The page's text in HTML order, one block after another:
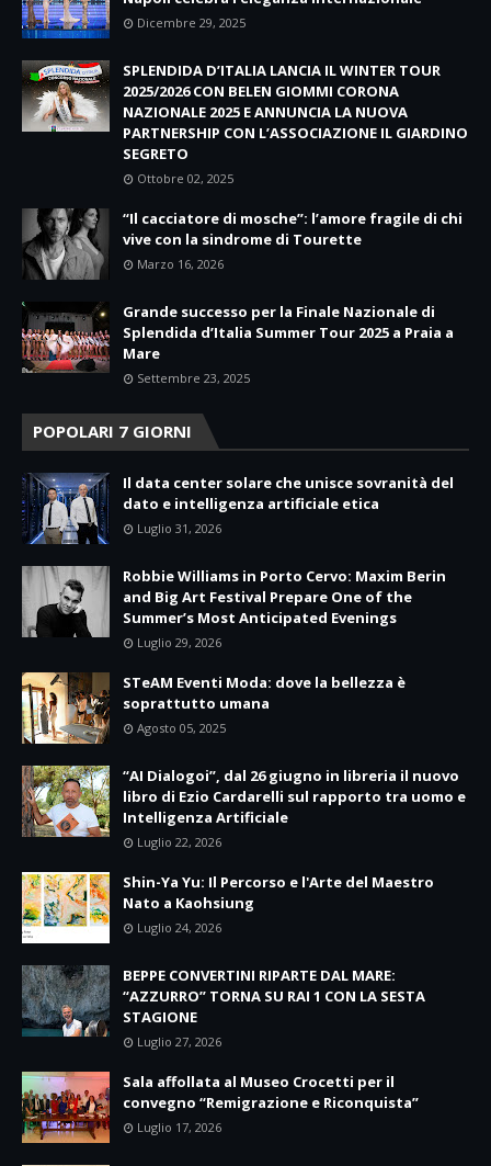
Dicembre 29, 2025
SPLENDIDA D’ITALIA LANCIA IL WINTER TOUR
2025/2026 CON BELEN GIOMMI CORONA
NAZIONALE 2025 E ANNUNCIA LA NUOVA
PARTNERSHIP CON L’ASSOCIAZIONE IL GIARDINO
SEGRETO
Ottobre 02, 2025
“Il cacciatore di mosche”: l’amore fragile di chi
vive con la sindrome di Tourette
Marzo 16, 2026
Grande successo per la Finale Nazionale di
Splendida d’Italia Summer Tour 2025 a Praia a
Mare
Settembre 23, 2025
POPOLARI 7 GIORNI
Il data center solare che unisce sovranità del
dato e intelligenza artificiale etica
Luglio 31, 2026
Robbie Williams in Porto Cervo: Maxim Berin
and Big Art Festival Prepare One of the
Summer’s Most Anticipated Evenings
Luglio 29, 2026
STeAM Eventi Moda: dove la bellezza è
soprattutto umana
Agosto 05, 2025
“AI Dialogoi”, dal 26 giugno in libreria il nuovo
libro di Ezio Cardarelli sul rapporto tra uomo e
Intelligenza Artificiale
Luglio 22, 2026
Shin-Ya Yu: Il Percorso e l'Arte del Maestro
Nato a Kaohsiung
Luglio 24, 2026
BEPPE CONVERTINI RIPARTE DAL MARE:
“AZZURRO” TORNA SU RAI 1 CON LA SESTA
STAGIONE
Luglio 27, 2026
Sala affollata al Museo Crocetti per il
convegno “Remigrazione e Riconquista”
Luglio 17, 2026